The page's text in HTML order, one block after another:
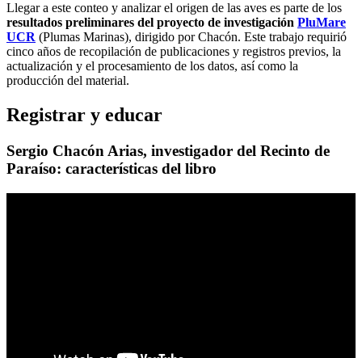
Llegar a este conteo y analizar el origen de las aves es parte de los
resultados preliminares del proyecto de investigación PluMare
UCR (Plumas Marinas), dirigido por Chacón. Este trabajo requirió
cinco años de recopilación de publicaciones y registros previos, la
actualización y el procesamiento de los datos, así como la
producción del material.
Registrar y educar
Sergio Chacón Arias, investigador del Recinto de
Paraíso: características del libro